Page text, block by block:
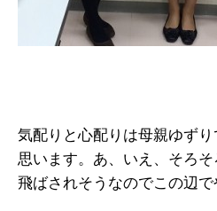
気配りと心配りは母親ゆず
思います。あ、いえ、そろ
飛ばされそうなのでこの辺で